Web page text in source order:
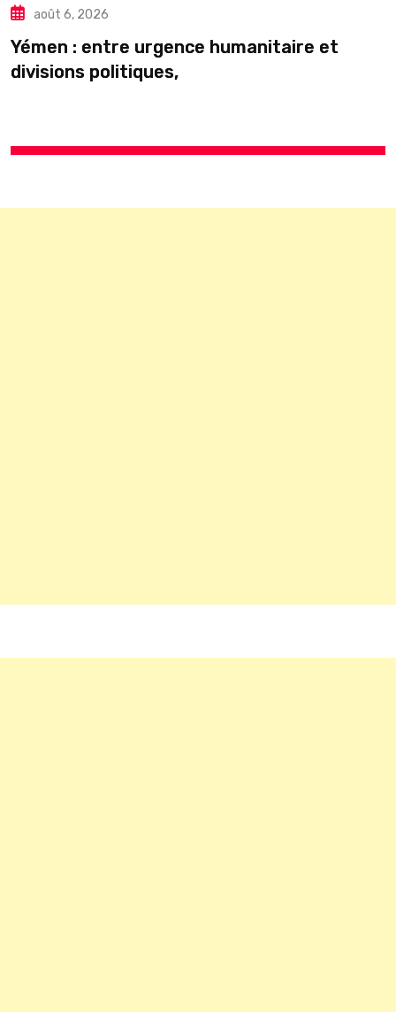
août 6, 2026
Yémen : entre urgence humanitaire et
divisions politiques,